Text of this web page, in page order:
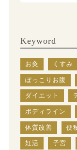
Keyword
お灸 くすみ
ぽっこりお腹
ダイエット
ボディライン
体質改善 便
妊活 子宮